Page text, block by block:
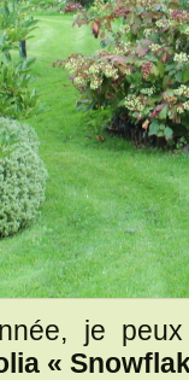
je
«